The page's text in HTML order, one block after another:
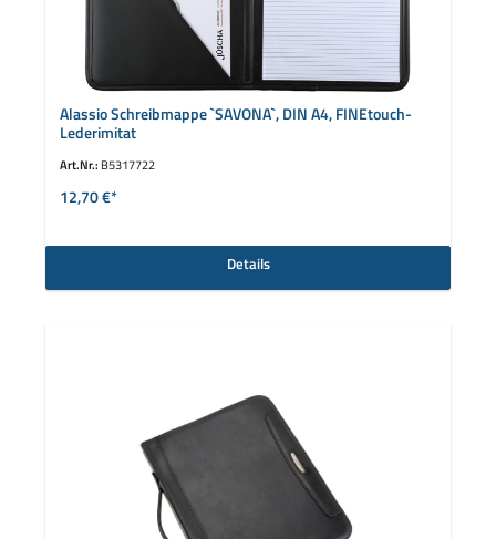
Alassio Schreibmappe `SAVONA`, DIN A4, FINEtouch-
Lederimitat
Art.Nr.: B5317722
12,70 €*
Details